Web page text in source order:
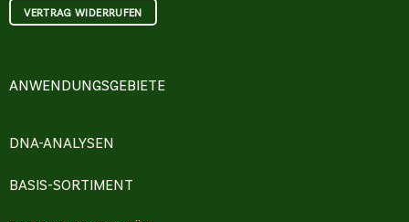
VERTRAG WIDERRUFEN
ANWENDUNGSGEBIETE
DNA-ANALYSEN
BASIS-SORTIMENT